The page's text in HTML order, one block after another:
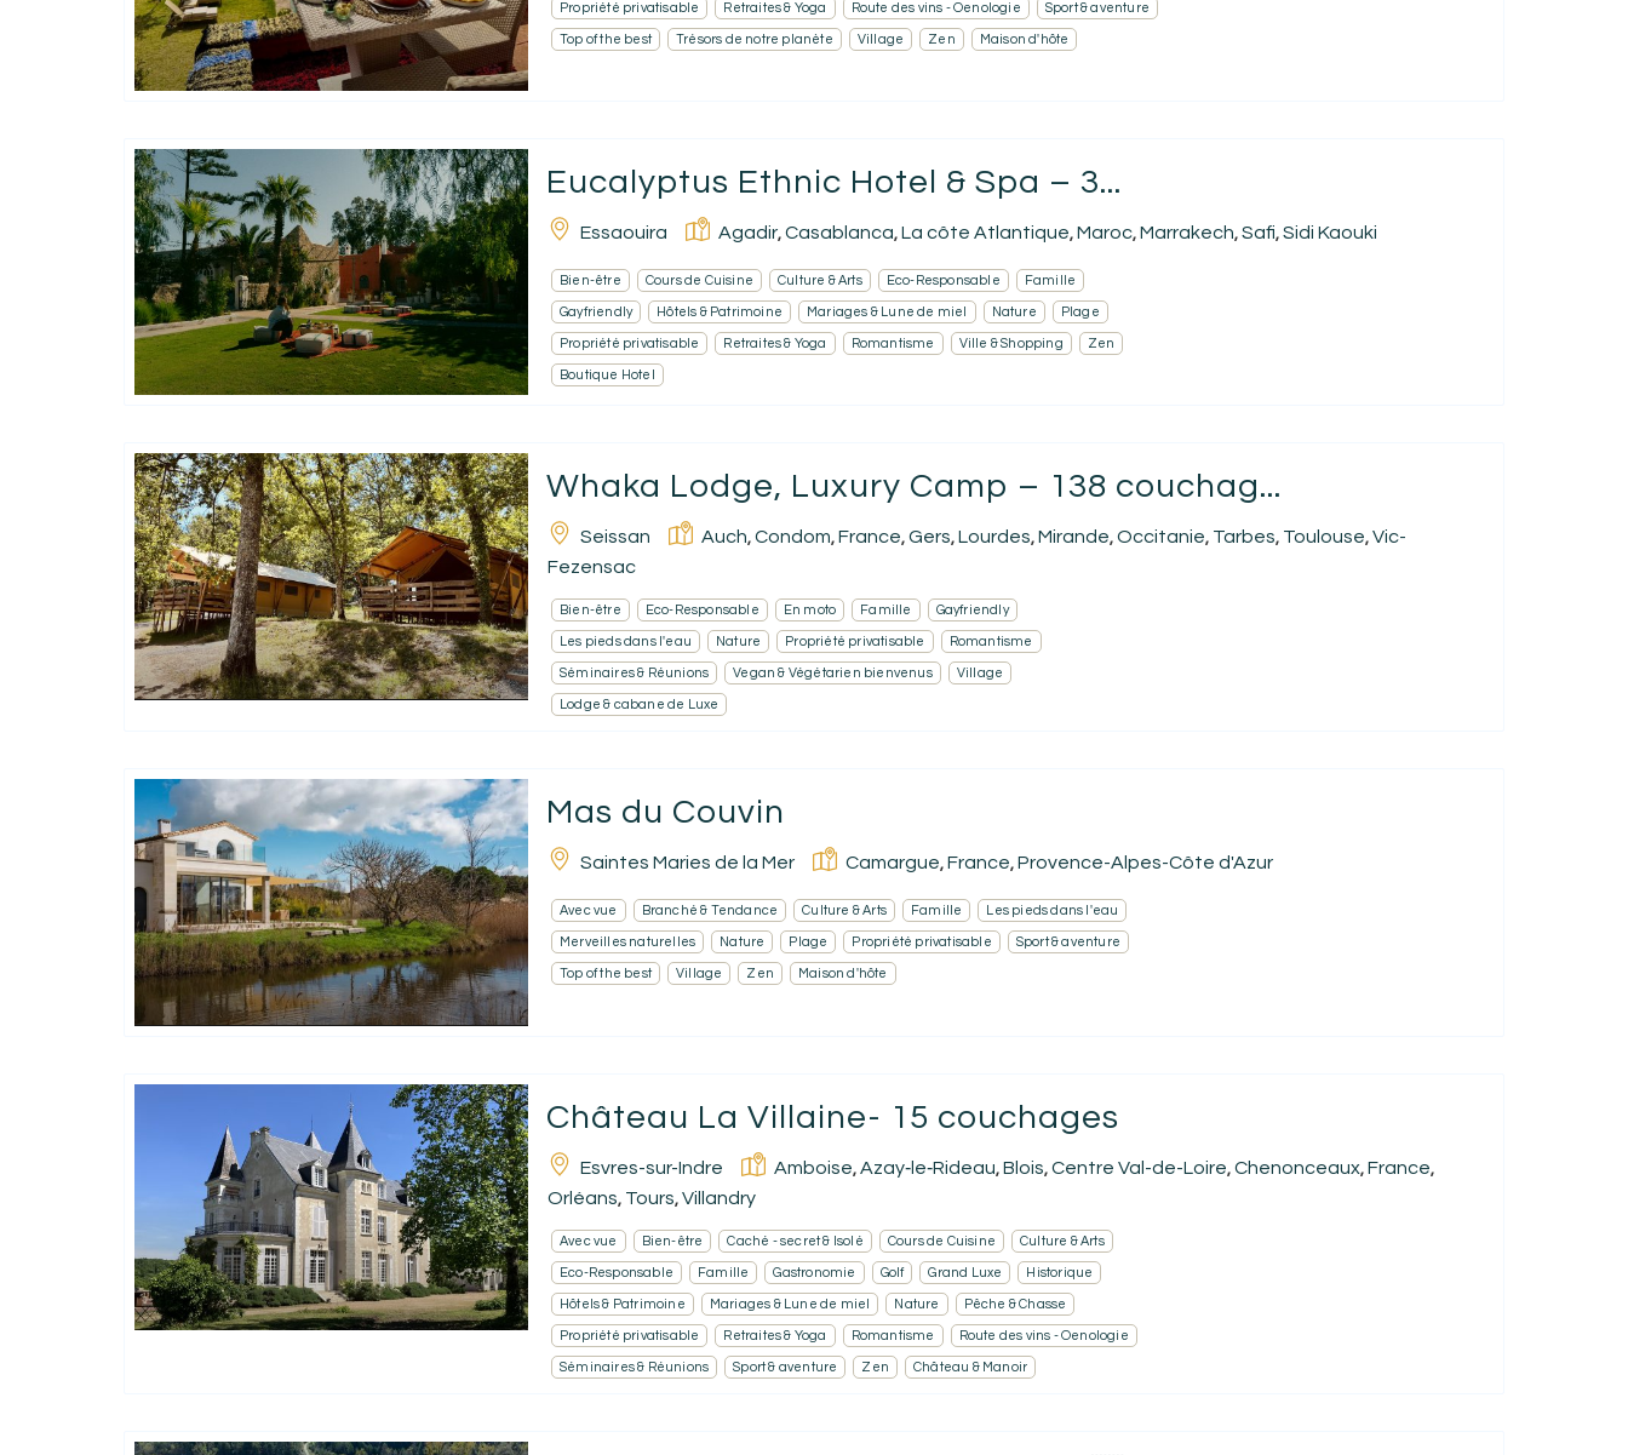
Propriété privatisable Retraites & Yoga Route des vins - Oenologie Sport & aventure
Top of the best Trésors de notre planète Village Zen Maison d'hôte
Eucalyptus Ethnic Hotel & Spa – 3...
Essaouira Agadir, Casablanca, La côte Atlantique, Maroc, Marrakech, Safi, Sidi Kaouki
Bien-être Cours de Cuisine Culture & Arts Eco-Responsable Famille
Gayfriendly Hôtels & Patrimoine Mariages & Lune de miel Nature Plage
Propriété privatisable Retraites & Yoga Romantisme Ville & Shopping Zen
Boutique Hotel
Whaka Lodge, Luxury Camp – 138 couchag...
Seissan Auch, Condom, France, Gers, Lourdes, Mirande, Occitanie, Tarbes, Toulouse, Vic-
Fezensac
Bien-être Eco-Responsable En moto Famille Gayfriendly
Les pieds dans l'eau Nature Propriété privatisable Romantisme
Séminaires & Réunions Vegan & Végétarien bienvenus Village
Lodge & cabane de Luxe
Mas du Couvin
Saintes Maries de la Mer Camargue, France, Provence-Alpes-Côte d'Azur
Avec vue Branché & Tendance Culture & Arts Famille Les pieds dans l'eau
Merveilles naturelles Nature Plage Propriété privatisable Sport & aventure
Top of the best Village Zen Maison d'hôte
Château La Villaine- 15 couchages
Esvres-sur-Indre Amboise, Azay‑le‑Rideau, Blois, Centre Val-de-Loire, Chenonceaux, France,
Orléans, Tours, Villandry
Avec vue Bien-être Caché - secret & Isolé Cours de Cuisine Culture & Arts
Eco-Responsable Famille Gastronomie Golf Grand Luxe Historique
Hôtels & Patrimoine Mariages & Lune de miel Nature Pêche & Chasse
Propriété privatisable Retraites & Yoga Romantisme Route des vins - Oenologie
Séminaires & Réunions Sport & aventure Zen Château & Manoir